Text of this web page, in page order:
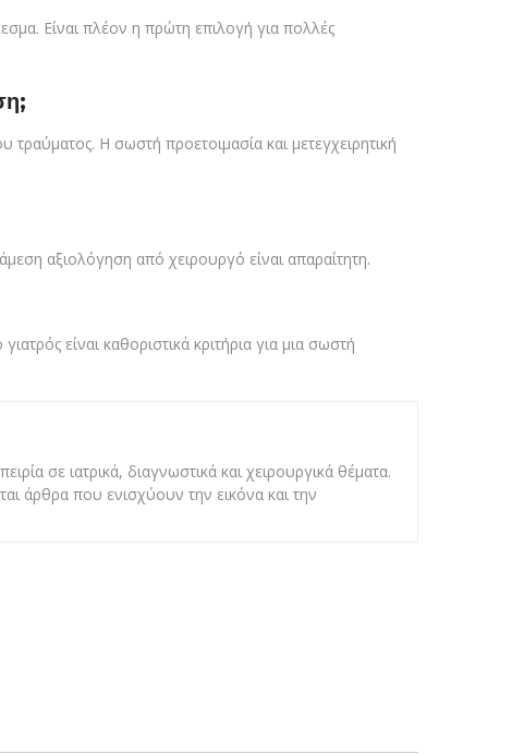
Είναι πλέον η πρώτη επιλογή για πολλές
τραύματος. Η σωστή προετοιμασία και μετεγχειρητική
αξιολόγηση από χειρουργό είναι απαραίτητη.
είναι καθοριστικά κριτήρια για μια σωστή
σε ιατρικά, διαγνωστικά και χειρουργικά θέματα.
άρθρα που ενισχύουν την εικόνα και την